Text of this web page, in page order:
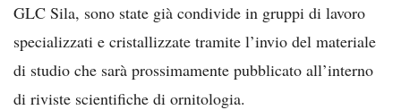
GLC Sila, sono state già condivide in gruppi di lavoro
specializzati e cristallizzate tramite l’invio del materiale
di studio che sarà prossimamente pubblicato all’interno
di riviste scientifiche di ornitologia.